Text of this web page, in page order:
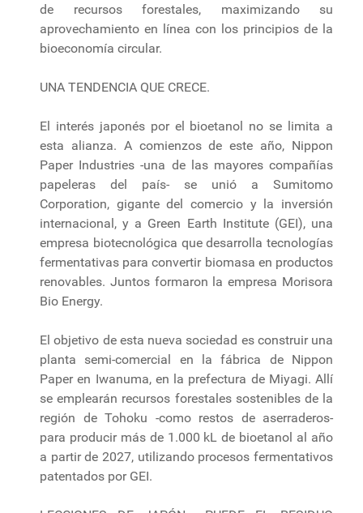
de recursos forestales, maximizando su
aprovechamiento en línea con los principios de la
bioeconomía circular.
UNA TENDENCIA QUE CRECE.
El interés japonés por el bioetanol no se limita a
esta alianza. A comienzos de este año, Nippon
Paper Industries -una de las mayores compañías
papeleras del país- se unió a Sumitomo
Corporation, gigante del comercio y la inversión
internacional, y a Green Earth Institute (GEI), una
empresa biotecnológica que desarrolla tecnologías
fermentativas para convertir biomasa en productos
renovables. Juntos formaron la empresa Morisora
Bio Energy.
El objetivo de esta nueva sociedad es construir una
planta semi-comercial en la fábrica de Nippon
Paper en Iwanuma, en la prefectura de Miyagi. Allí
se emplearán recursos forestales sostenibles de la
región de Tohoku -como restos de aserraderos-
para producir más de 1.000 kL de bioetanol al año
a partir de 2027, utilizando procesos fermentativos
patentados por GEI.